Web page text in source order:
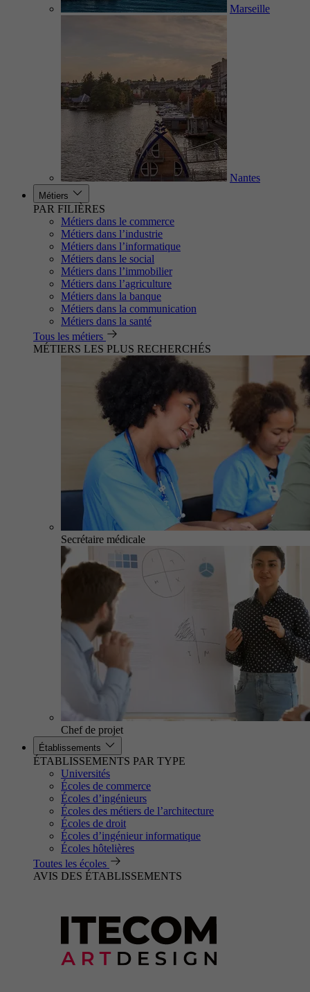
Marseille
Nantes
Métiers
PAR FILIÈRES
Métiers dans le commerce
Métiers dans l’industrie
Métiers dans l’informatique
Métiers dans le social
Métiers dans l’immobilier
Métiers dans l’agriculture
Métiers dans la banque
Métiers dans la communication
Métiers dans la santé
Tous les métiers
MÉTIERS LES PLUS RECHERCHÉS
Secrétaire médicale
Chef de projet
Établissements
ÉTABLISSEMENTS PAR TYPE
Universités
Écoles de commerce
Écoles d’ingénieurs
Écoles des métiers de l’architecture
Écoles de droit
Écoles d’ingénieur informatique
Écoles hôtelières
Toutes les écoles
AVIS DES ÉTABLISSEMENTS